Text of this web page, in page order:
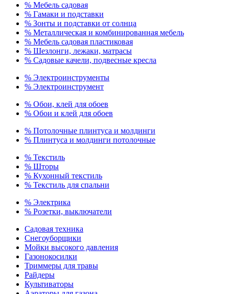
% Мебель садовая
% Гамаки и подставки
% Зонты и подставки от солнца
% Металлическая и комбинированная мебель
% Мебель садовая пластиковая
% Шезлонги, лежаки, матрасы
% Садовые качели, подвесные кресла
% Электроинструменты
% Электроинструмент
% Обои, клей для обоев
% Обои и клей для обоев
% Потолочные плинтуса и молдинги
% Плинтуса и молдинги потолочные
% Текстиль
% Шторы
% Кухонный текстиль
% Текстиль для спальни
% Электрика
% Розетки, выключатели
Садовая техника
Снегоуборщики
Мойки высокого давления
Газонокосилки
Триммеры для травы
Райдеры
Культиваторы